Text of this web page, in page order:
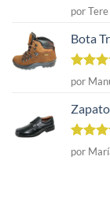
con
por
Bota
con
de 5
por
con
por